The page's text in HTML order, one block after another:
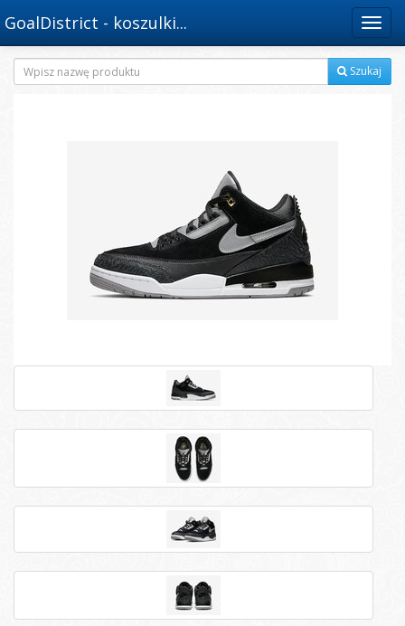
Menu
GoalDistrict - koszulki...
Szukaj